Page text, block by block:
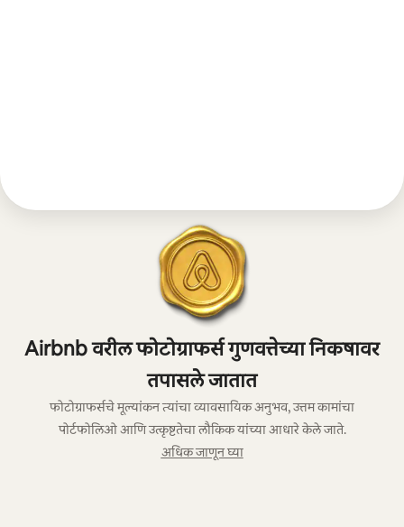
Airbnb वरील फोटोग्राफर्स गुणवत्तेच्या निकषावर
तपासले जातात
फोटोग्राफर्सचे मूल्यांकन त्यांचा व्यावसायिक अनुभव, उत्तम कामांचा
पोर्टफोलिओ आणि उत्कृष्टतेचा लौकिक यांच्या आधारे केले जाते.
अधिक जाणून घ्या